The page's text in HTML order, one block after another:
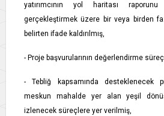
yatırımcının yol haritası
gerçekleştirmek üzere bir veya birden
belirten ifade kaldırılmış,
- Proje başvurularının değerlendirme
- Tebliğ kapsamında desteklenecek
meskun mahalde yer alan yeşil
izlenecek süreçlere yer verilmiş,